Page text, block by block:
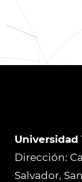
Universidad
Dirección:
Salvador,